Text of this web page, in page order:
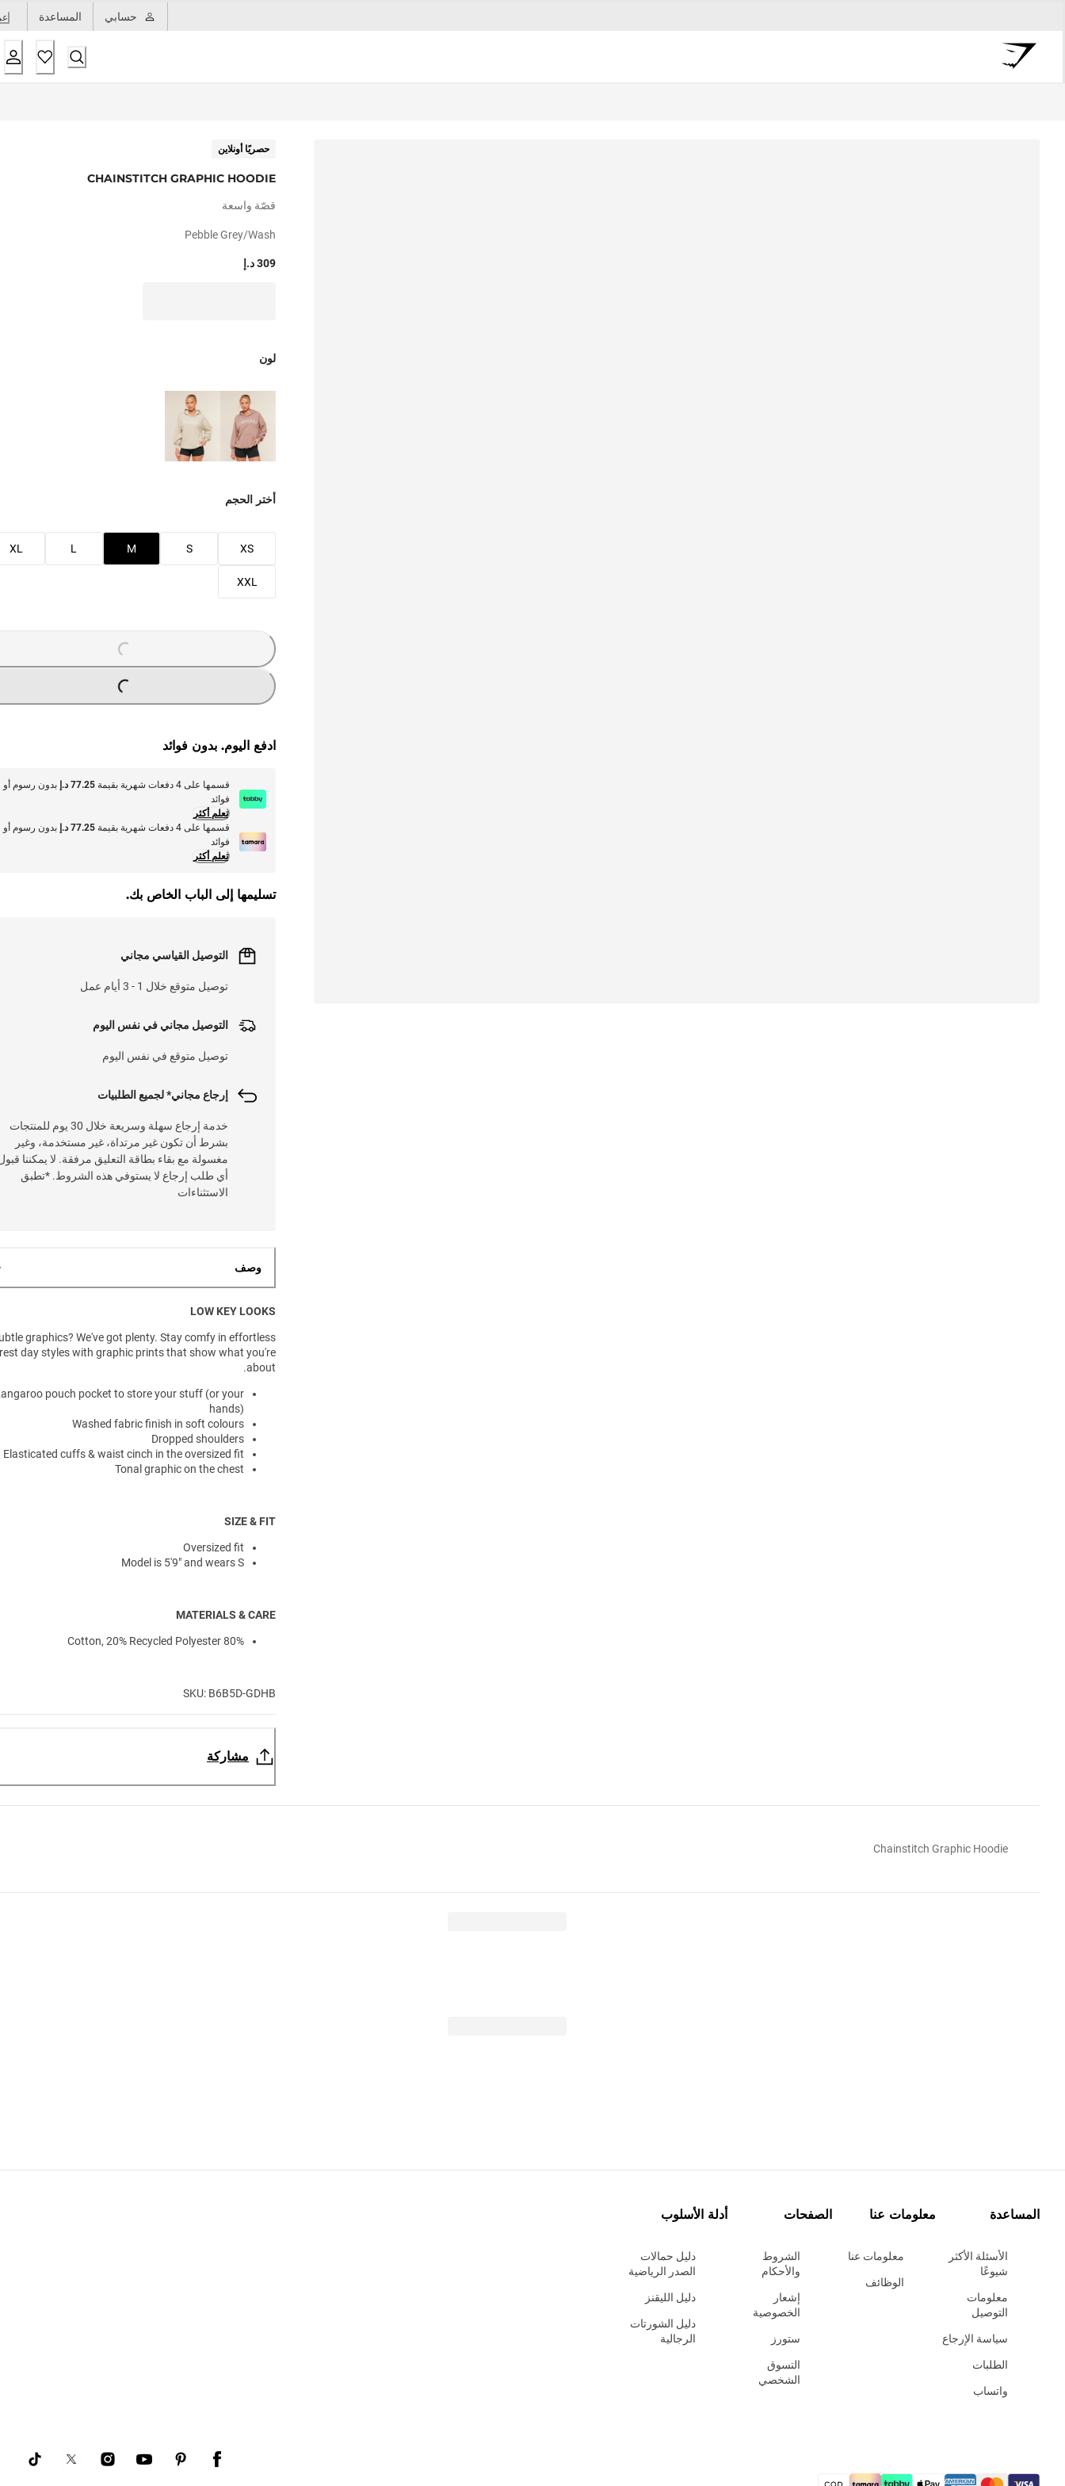
حسابي المساعدة
حصريًا أونلاين
CHAINSTITCH GRAPHIC HOODIE
قصّة واسعة
Pebble Grey/wash
309 د.إ
لون
أختر الحجم
XS
S
M
L
XL
XXL
L
.
L
.
ادفع اليوم. بدون فوائد
قسمها على 4 دفعات شهرية بقيمة 77.25 د.إ
بدون رسوم أو
فوائد
تعلم أكثر
قسمها على 4 دفعات شهرية بقيمة
77.25 د.إ
بدون رسوم أو
فوائد
تعلم أكثر
تسليمها إلى الباب الخاص بك.
التوصيل القياسي مجاني
توصيل متوقع خلال 1 - 3 أيام عمل
التوصيل مجاني في نفس اليوم
توصيل متوقع في نفس اليوم
إرجاع مجاني* لجميع الطلبيات
خدمة إرجاع سهلة وسريعة خلال 30 يوم للمنتجات
بشرط أن تكون غير مرتداة، غير مستخدمة، وغير
مغسولة مع بقاء بطاقة التعليق مرفقة. لا يمكننا
أي طلب إرجاع لا يستوفي هذه الشروط. *تطبق
الاستثناءات
وصف
LOW KEY LOOKS
graphics? We've got plenty. Stay comfy in effortless
rest day styles with graphic prints that show what you're
about.
pouch pocket to store your stuff (or your
hands)
Washed fabric finish in soft colours
Dropped shoulders
Elasticated cuffs & waist cinch in the oversized fit
Tonal graphic on the chest
SIZE & FIT
Oversized fit
Model is 5'9" and wears S
MATERIALS & CARE
80% Cotton, 20% Recycled Polyester
SKU: B6B5D-GDHB
مشاركة
Chainstitch Graphic Hoodie
المساعدة
الأسئلة الأكثر
شيوعًا
معلومات
التوصيل
سياسة الإرجاع
الطلبات
واتساب
معلومات عنا
معلومات عنا
الوظائف
الصفحات
الشروط
والأحكام
إشعار
الخصوصية
ستورز
التسوق
الشخصي
أدلة الأسلوب
دليل حمالات
الصدر الرياضية
دليل الليقنز
دليل الشورتات
الرجالية